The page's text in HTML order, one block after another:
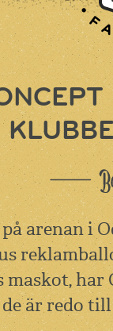
arenan i
maskot,
är redo